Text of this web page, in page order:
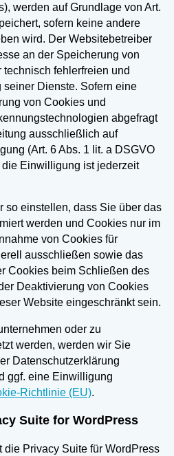
werden auf Grundlage von Art.
sofern keine andere
wird. Der Websitebetreiber
an der Speicherung von
fehlerfreien und
Dienste. Sofern eine
von Cookies und
abgefragt
ausschließlich auf
(Art. 6 Abs. 1 lit. a DSGVO
Einwilligung ist jederzeit
so einstellen, dass Sie über das
werden und Cookies nur im
von Cookies für
ausschließen sowie das
Cookies beim Schließen des
Deaktivierung von Cookies
Website eingeschränkt sein.
oder zu
werden, werden wir Sie
Datenschutzerklärung
ggf. eine Einwilligung
Richtlinie (EU).
Suite for WordPress
die Privacy Suite für WordPress